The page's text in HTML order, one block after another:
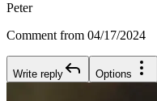
Peter
Comment from 04/17/2024
Write reply Options